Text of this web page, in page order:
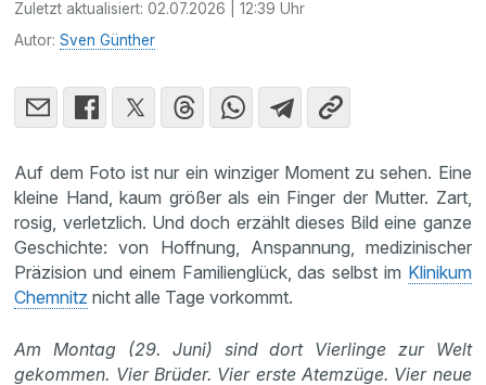
Zuletzt aktualisiert:02.07.2026 | 12:39 Uhr
Autor:Sven Günther
Auf dem Foto ist nur ein winziger Moment zu sehen. Eine
kleine Hand, kaum größer als ein Finger der Mutter. Zart,
rosig, verletzlich. Und doch erzählt dieses Bild eine ganze
Geschichte: von Hoffnung, Anspannung, medizinischer
Präzision und einem Familienglück, das selbst im Klinikum
Chemnitz nicht alle Tage vorkommt.
Am Montag (29. Juni) sind dort Vierlinge zur Welt
gekommen. Vier Brüder. Vier erste Atemzüge. Vier neue